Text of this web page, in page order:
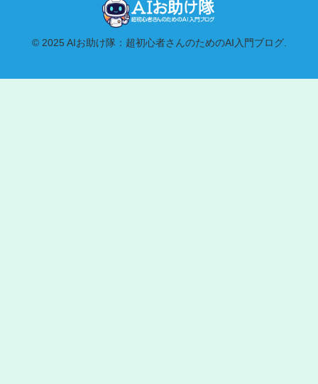
© 2025 AIお助け隊：超初心者さんのためのAI入門ブログ.